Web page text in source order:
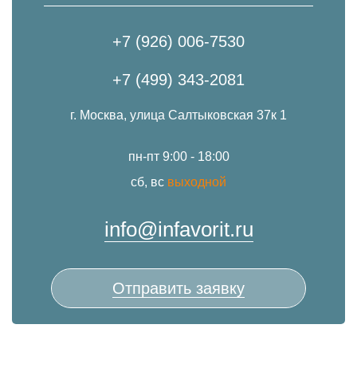
+7 (926) 006-7530
+7 (499) 343-2081
г. Москва, улица Салтыковская 37к 1
пн-пт 9:00 - 18:00
сб, вс выходной
info@infavorit.ru
Отправить заявку